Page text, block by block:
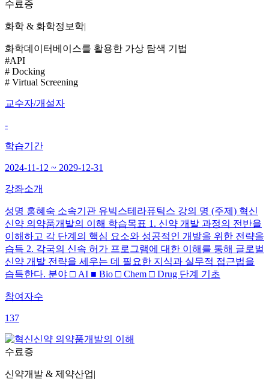
수료증
화학 & 화학정보학|
화학데이터베이스를 활용한 가상 탐색 기법
#API
# Docking
# Virtual Screening
교수자/개설자
-
학습기간
2024-11-12 ~ 2029-12-31
강좌소개
성명 홍혜숙 소속기관 유빅스테라퓨틱스 강의 명 (주제) 혁신
신약 의약품개발의 이해 학습목표 1. 신약 개발 과정의 전반을
이해하고 각 단계의 핵심 요소와 성공적인 개발을 위한 전략을
습득 2. 각국의 신속 허가 프로그램에 대한 이해를 통해 글로벌
신약 개발 전략을 세우는 데 필요한 지식과 실무적 접근법을
습득한다. 분야 □ AI ■ Bio □ Chem □ Drug 단계 기초
참여자수
137
수료증
신약개발 & 제약산업|